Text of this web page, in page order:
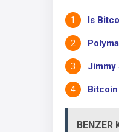
Is
Jimmy
BENZER